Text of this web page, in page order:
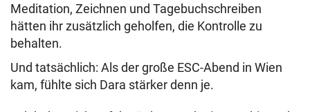
Meditation, Zeichnen und Tagebuchschreiben
hätten ihr zusätzlich geholfen, die Kontrolle zu
behalten.
Und tatsächlich: Als der große ESC-Abend in Wien
kam, fühlte sich Dara stärker denn je.